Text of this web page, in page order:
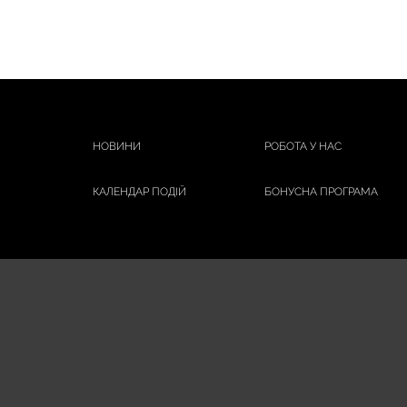
НОВИНИ РОБОТА У НАС
КАЛЕНДАР ПОДІЙ БОНУСНА ПРОГРАМА